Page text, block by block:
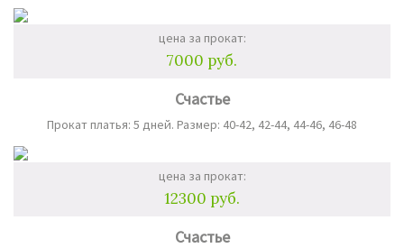
цена за прокат:
7000 руб.
Счастье
Прокат платья: 5 дней. Размер: 40-42, 42-44, 44-46, 46-48
цена за прокат:
12300 руб.
Счастье